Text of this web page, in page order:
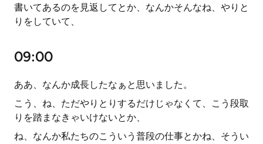
書いてあるのを見返してとか、なんかそんなね、やりと
りをしていて、
09:00
ああ、なんか成長したなぁと思いました。
こう、ね、ただやりとりするだけじゃなくて、こう段取
りを踏まなきゃいけないとか、
ね、なんか私たちのこういう普段の仕事とかね、そうい